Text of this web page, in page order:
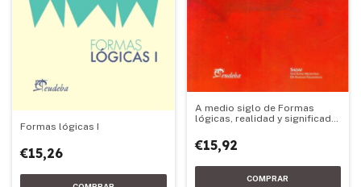
Formas lógicas I
€15,26
A medio siglo de Formas
lógicas, realidad y significado
€15,92